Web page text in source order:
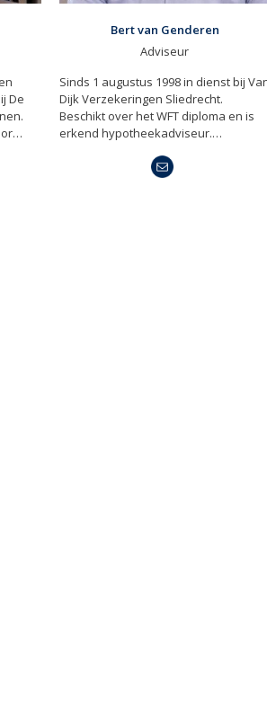
Van
is
Sebastiaan van der Linde
Adviseur
Sebastiaan is werkzaam bij van Dijk
Verzekeringen sinds 1 mei 2008,
daarvoor is hij ook al jaren werkzaam
geweest in…